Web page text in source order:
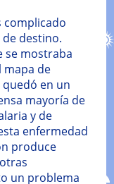
complicado
destino.
se mostraba
mapa de
en un
mayoría de
y de
enfermedad
produce
un problema